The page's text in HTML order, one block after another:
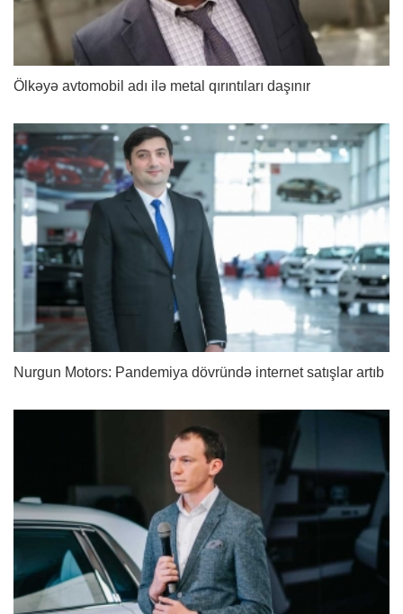
Ölkəyə avtomobil adı ilə metal qırıntıları daşınır
Nurgun Motors: Pandemiya dövründə internet satışlar artıb